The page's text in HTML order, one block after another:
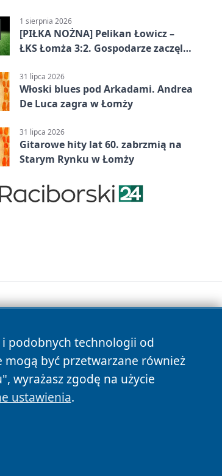
1 sierpnia 2026
[PIŁKA NOŻNA] Pelikan Łowicz –
ŁKS Łomża 3:2. Gospodarze zaczęli
Liga Grupa 1 (Grupa I)
31 lipca 2026
Włoski blues pod Arkadami. Andrea
De Luca zagra w Łomży
31 lipca 2026
Gitarowe hity lat 60. zabrzmią na
Starym Rynku w Łomży
i podobnych technologii od
mogą być przetwarzane również
wyrażasz zgodę na użycie
ustawienia.